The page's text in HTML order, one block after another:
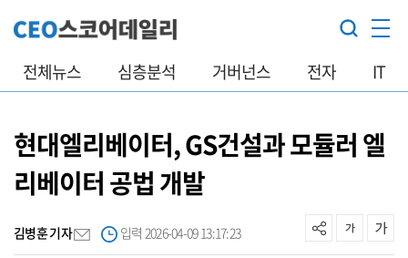
전체뉴스 심층분석 거버넌스 전자 IT
현대엘리베이터, GS건설과 모듈러 엘
리베이터 공법 개발
김병훈 기자 입력 2026-04-09 13:17:23